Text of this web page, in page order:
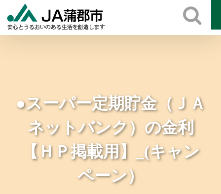
●スーパー定期貯金（ＪＡ
ネットバンク）の金利
【ＨＰ掲載用】_(キャン
ペーン）